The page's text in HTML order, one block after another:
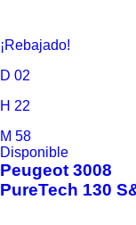
¡Rebajado!
D 02
H 22
M 58
Disponible
Peugeot 3008
PureTech 130